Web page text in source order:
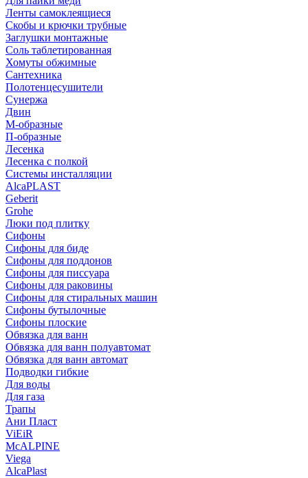
Ленты самоклеящиеся
Скобы и крючки трубные
Заглушки монтажные
Соль таблетированная
Хомуты обжимные
Сантехника
Полотенцесушители
Сунержа
Двин
М-образные
П-образные
Лесенка
Лесенка с полкой
Системы инсталляции
AlcaPLAST
Geberit
Grohe
Люки под плитку
Сифоны
Сифoны для биде
Сифoны для поддонов
Сифoны для писсуара
Сифоны для раковины
Сифоны для стиральных машин
Сифоны бутылочные
Сифоны плоские
Обвязка для ванн
Обвязка для ванн полуавтомат
Обвязка для ванн автомат
Подводки гибкие
Для воды
Для газа
Трапы
Ани Пласт
ViEiR
McALPINE
Viega
AlcaPlast